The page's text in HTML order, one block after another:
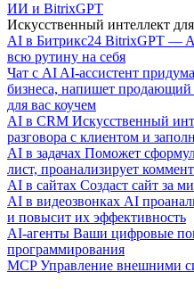
ИИ и BitrixGPT
Искусственный интеллект
AI в Битрикс24 BitrixGPT —
всю рутину на себя
Чат с AI AI-ассистент
бизнеса, напишет продающий
для вас коучем
AI в CRM Искусственный
разговора с клиентом и
AI в задачах Поможет
лист, проанализирует
AI в сайтах Создаст сайт за
AI в видеозвонках AI
и повысит их эффективность
AI-агенты Ваши цифровые
программирования
MCP Управление внешними